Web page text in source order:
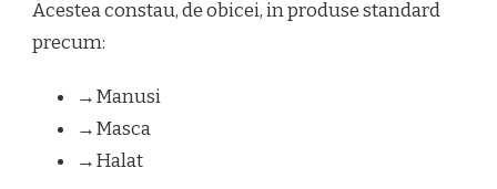
Acestea constau, de obicei, in produse standard
precum:
→Manusi
→Masca
→Halat